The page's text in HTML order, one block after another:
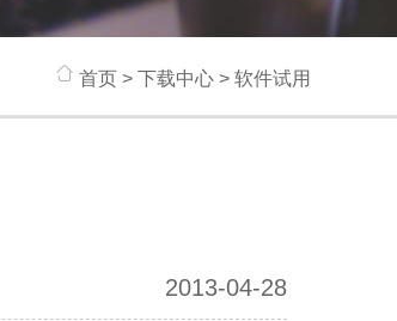
首页 > 下载中心 > 软件试用
2013-04-28